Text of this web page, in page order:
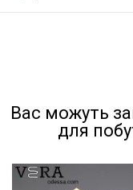
Вас можуть
для